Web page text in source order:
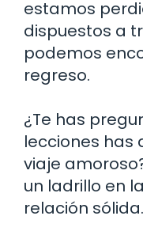
estamos
dispuestos a
podemos
regreso.
¿Te has
lecciones has
viaje
un ladrillo en
relación sólida.